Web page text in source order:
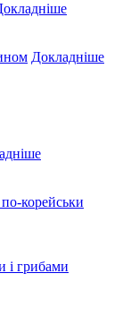
Докладніше
корейськи
і грибами